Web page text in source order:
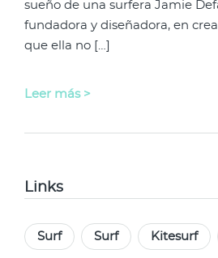
sueño de una surfera Jamie
fundadora y diseñadora, en
que ella no […]
Leer más >
Links
Surf Surf Kitesurf